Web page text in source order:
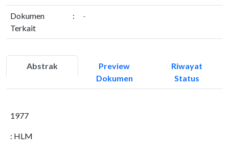
Dokumen
Terkait
: -
Abstrak
Preview
Dokumen
Riwayat
Status
1977
: HLM